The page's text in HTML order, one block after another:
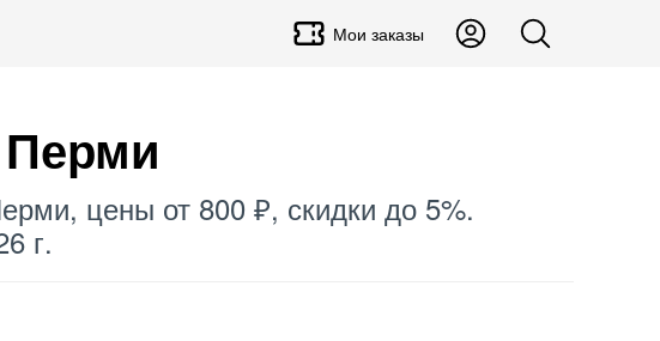
Мои заказы
Перми
цены от 800 ₽, скидки до 5%.
г.